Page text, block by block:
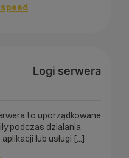
Logi serwera
to uporządkowane
podczas działania
lub usługi [...]